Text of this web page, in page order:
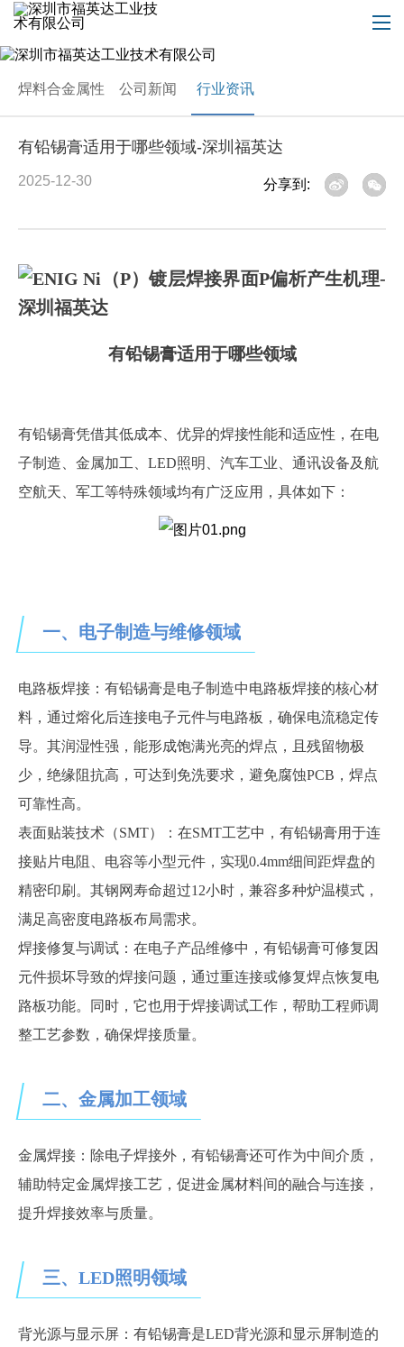
焊料合金属性 公司新闻 行业资讯
有铅锡膏适用于哪些领域-深圳福英达
2025-12-30 分享到:
有铅锡膏适用于哪些领域
有铅锡膏凭借其低成本、优异的焊接性能和适应性，在电
子制造、金属加工、 LED照明、汽车工业、通讯设备及航
空航天、 军工等特殊领域均有广泛应用，具体如下：
一、电子制造与维修领域
电路板焊接：有铅锡膏是电子制造中电路板焊接的核心材
料，通过熔化后连接电子元件与电路板，确保电流稳定传
导。其润湿性强，能形成饱满光亮的焊点，且残留物极
少，绝缘阻抗高，可达到免洗要求，避免腐蚀PCB ， 焊点
可靠性高。
表面贴装技术（SMT）：在SMT工艺中，有铅锡膏用于连
接贴片电阻、电容等小型元件，实现0.4mm细间距焊盘的
精密印刷。其钢网寿命超过12小时，兼容多种炉温模式，
满足高密度电路板布局需求。
焊接修复与调试：在电子产品维修中，有铅锡膏可修复因
元件损坏导致的焊接问题，通过重连接或修复焊点恢复电
路板功能。同时，它也用于焊接调试工作，帮助工程师调
整工艺参数，确保焊接质量。
二、 金属加工领域
金属焊接：除电子焊接外，有铅锡膏还可作为中间介质，
辅助特定金属焊接工艺，促进金属材料间的融合与连接，
提升焊接效率与质量。
三、 LED照明领域
背光源与显示屏：有铅锡膏是LED背光源和显示屏制造的